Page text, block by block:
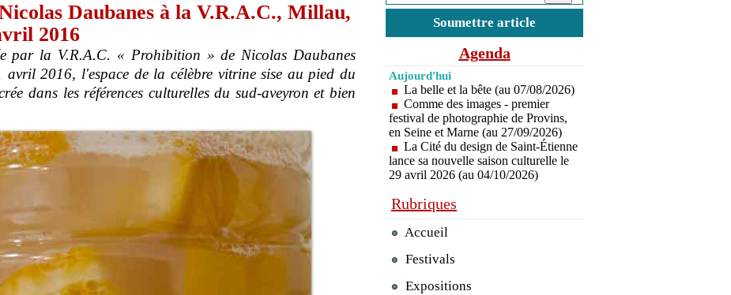
Daubanes à la V.R.A.C., Millau,
2016
par la V.R.A.C. « Prohibition » de Nicolas Daubanes
2016, l'espace de la célèbre vitrine sise au pied du
dans les références culturelles du sud-aveyron et bien
Soumettre article
Agenda
Aujourd'hui
La belle et la bête (au 07/08/2026)
Comme des images - premier
festival de photographie de Provins,
en Seine et Marne (au 27/09/2026)
La Cité du design de Saint-Étienne
lance sa nouvelle saison culturelle le
29 avril 2026 (au 04/10/2026)
Rubriques
Accueil
Festivals
Expositions